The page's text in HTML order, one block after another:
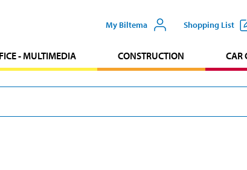
My Biltema Shopping List
- MULTIMEDIA CONSTRUCTION CAR